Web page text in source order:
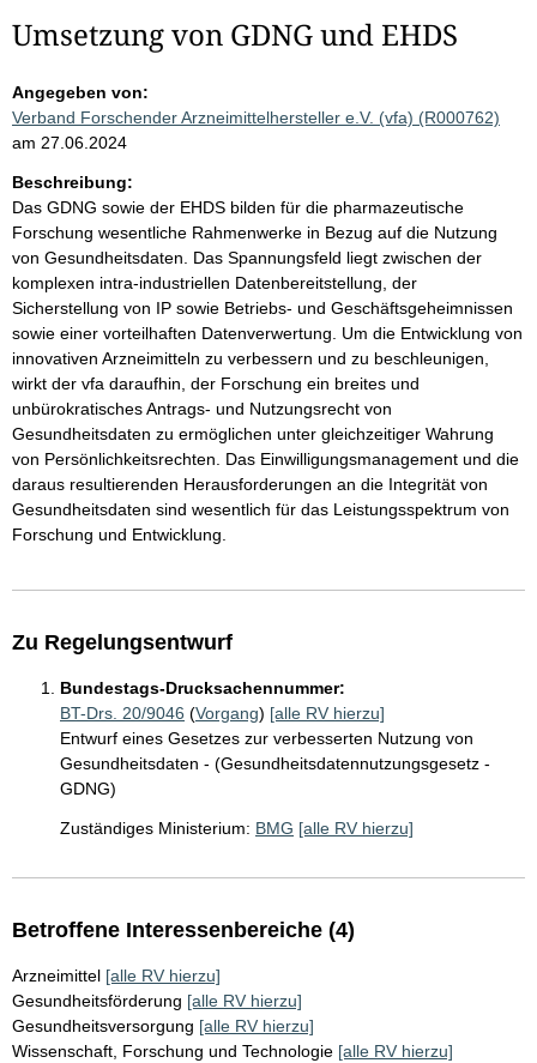
Umsetzung von GDNG und EHDS
Angegeben von:
Verband Forschender Arzneimittelhersteller e.V. (vfa) (R000762)
am 27.06.2024
Beschreibung:
Das GDNG sowie der EHDS bilden für die pharmazeutische
Forschung wesentliche Rahmenwerke in Bezug auf die Nutzung
von Gesundheitsdaten. Das Spannungsfeld liegt zwischen der
komplexen intra-industriellen Datenbereitstellung, der
Sicherstellung von IP sowie Betriebs- und Geschäftsgeheimnissen
sowie einer vorteilhaften Datenverwertung. Um die Entwicklung von
innovativen Arzneimitteln zu verbessern und zu beschleunigen,
wirkt der vfa daraufhin, der Forschung ein breites und
unbürokratisches Antrags- und Nutzungsrecht von
Gesundheitsdaten zu ermöglichen unter gleichzeitiger Wahrung
von Persönlichkeitsrechten. Das Einwilligungsmanagement und die
daraus resultierenden Herausforderungen an die Integrität von
Gesundheitsdaten sind wesentlich für das Leistungsspektrum von
Forschung und Entwicklung.
Zu Regelungsentwurf
Bundestags-Drucksachennummer:
BT-Drs. 20/9046 (Vorgang) [alle RV hierzu]
Entwurf eines Gesetzes zur verbesserten Nutzung von
Gesundheitsdaten - (Gesundheitsdatennutzungsgesetz -
GDNG)
Zuständiges Ministerium: BMG [alle RV hierzu]
Betroffene Interessenbereiche (4)
Arzneimittel [alle RV hierzu]
Gesundheitsförderung [alle RV hierzu]
Gesundheitsversorgung [alle RV hierzu]
Wissenschaft, Forschung und Technologie [alle RV hierzu]